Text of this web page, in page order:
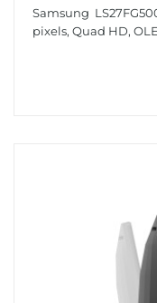
Samsung
pixels, Quad HD,